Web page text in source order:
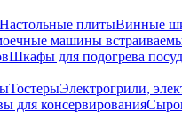
Настольные плитыВинные
машины
Шкафы для подогрева
ТостерыЭлектрогрили,
для консервирования